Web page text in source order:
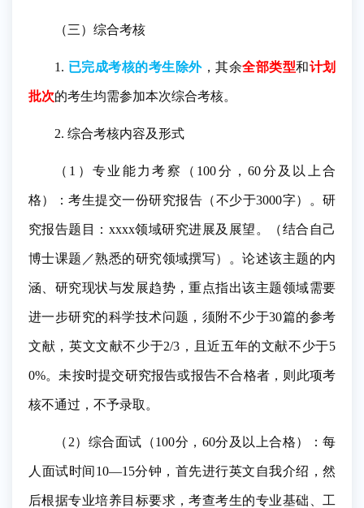
（三）综合考核
1. 已完成考核的考生除外，其余全部类型和计划
批次的考生均需参加本次综合考核。
2. 综合考核内容及形式
（1）专业能力考察（100分，60分及以上合
格）：考生提交一份研究报告（不少于3000字）。研
究报告题目：xxxx领域研究进展及展望。（结合自己
博士课题／熟悉的研究领域撰写）。论述该主题的内
涵、研究现状与发展趋势，重点指出该主题领域需要
进一步研究的科学技术问题，须附不少于30篇的参考
文献，英文文献不少于2/3，且近五年的文献不少于5
0%。未按时提交研究报告或报告不合格者，则此项考
核不通过，不予录取。
（2）综合面试（100分，60分及以上合格）：每
人面试时间10—15分钟，首先进行英文自我介绍，然
后根据专业培养目标要求，考查考生的专业基础、工